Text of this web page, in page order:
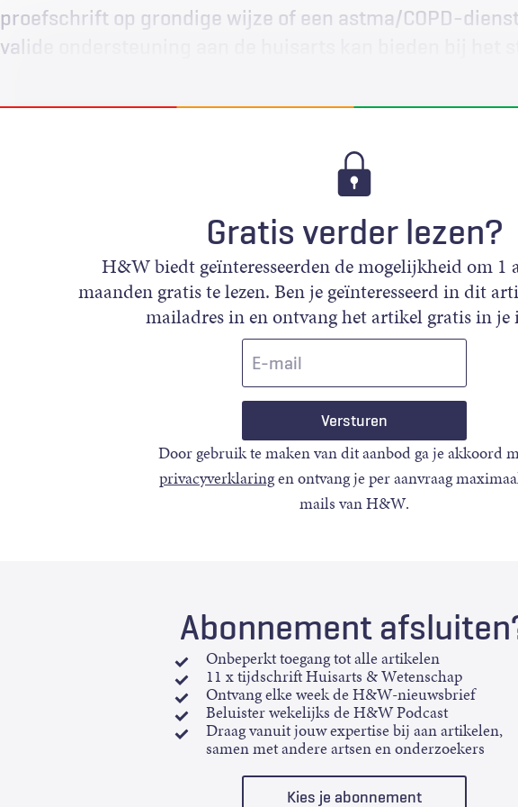
proefschrift op grondige wijze of een astma/COPD-
valide ondersteuning aan de huisarts kan bieden bij het
Gratis verder lezen?
H&W biedt geïnteresseerden de mogelijkheid om 1
maanden gratis te lezen. Ben je geïnteresseerd in dit
mailadres in en ontvang het artikel gratis in je
Door gebruik te maken van dit aanbod ga je akkoord
privacyverklaringen ontvang je per aanvraag
mails van H&W.
Abonnement
Onbeperkt toegang tot alle artikelen
11 x tijdschrift Huisarts & Wetenschap
Ontvang elke week de H&W-nieuwsbrief
Beluister wekelijks de H&W Podcast
Draag vanuit jouw expertise bij aan artikelen,
samen met andere artsen en onderzoekers
Kies je abonnement